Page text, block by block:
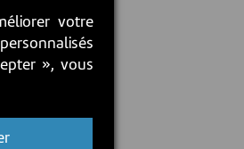
votre
», vous